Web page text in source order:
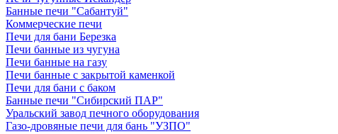
Банные печи "Сабантуй"
Коммерческие печи
Печи для бани Березка
Печи банные из чугуна
Печи банные на газу
Печи банные с закрытой каменкой
Печи для бани с баком
Банные печи "Сибирский ПАР"
Уральский завод печного оборудования
Газо-дровяные печи для бань "УЗПО"